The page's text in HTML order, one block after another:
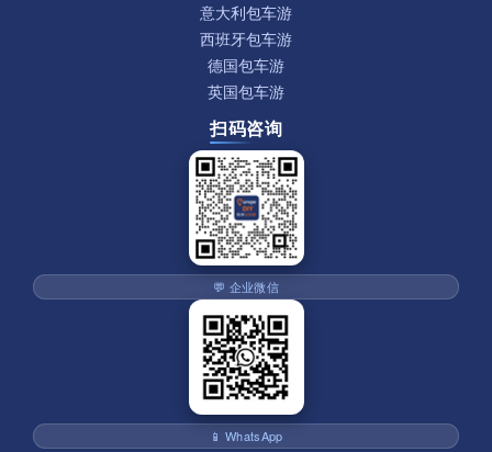
意大利包车游
西班牙包车游
德国包车游
英国包车游
扫码咨询
💬 企业微信
📱 WhatsApp